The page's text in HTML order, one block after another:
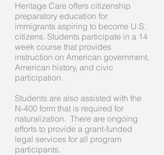
Heritage Care offers citizenship
preparatory education for
immigrants aspiring to become U.S.
citizens. Students participate in a 14
week course that provides
instruction on American government,
American history, and civic
participation.
Students are also assisted with the
N-400 form that is required for
naturalization. There are ongoing
efforts to provide a grant-funded
legal services for all program
participants.